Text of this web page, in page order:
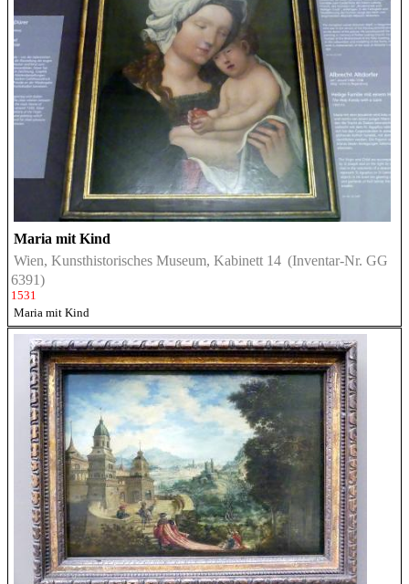
Maria mit Kind
Wien, Kunsthistorisches Museum, Kabinett 14 (Inventar-Nr. GG
6391)
1531
Maria mit Kind